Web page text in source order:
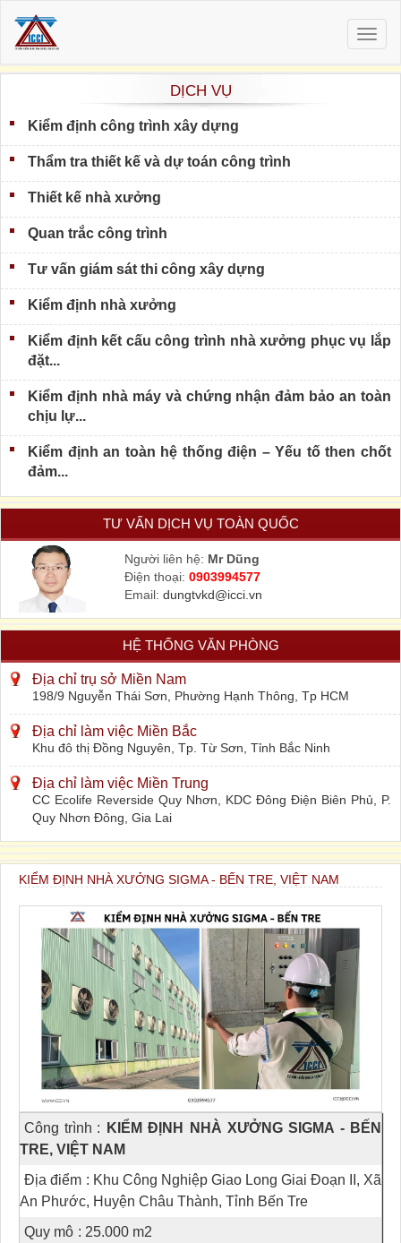
DỊCH VỤ
Kiểm định công trình xây dựng
Thẩm tra thiết kế và dự toán công trình
Thiết kế nhà xưởng
Quan trắc công trình
Tư vấn giám sát thi công xây dựng
Kiểm định nhà xưởng
Kiểm định kết cấu công trình nhà xưởng phục vụ lắp
đặt...
Kiểm định nhà máy và chứng nhận đảm bảo an toàn
chịu lự...
Kiểm định an toàn hệ thống điện – Yếu tố then chốt
đảm...
TƯ VẤN DỊCH VỤ TOÀN QUỐC
Người liên hệ: Mr Dũng
Điện thoại: 0903994577
Email: dungtvkd@icci.vn
HỆ THỐNG VĂN PHÒNG
Địa chỉ trụ sở Miền Nam
198/9 Nguyễn Thái Sơn, Phường Hạnh Thông, Tp HCM
Địa chỉ làm việc Miền Bắc
Khu đô thị Đồng Nguyên, Tp. Từ Sơn, Tỉnh Bắc Ninh
Địa chỉ làm việc Miền Trung
CC Ecolife Reverside Quy Nhơn, KDC Đông Điện Biên Phủ, P.
Quy Nhơn Đông, Gia Lai
KIỂM ĐỊNH NHÀ XƯỞNG SIGMA - BẾN TRE, VIỆT NAM
Công trình :
KIỂM ĐỊNH NHÀ XƯỞNG SIGMA - BẾN
TRE, VIỆT NAM
Địa điểm : Khu Công Nghiệp Giao Long Giai Đoạn II, Xã
An Phước, Huyện Châu Thành, Tỉnh Bến Tre
Quy mô : 25.000 m2